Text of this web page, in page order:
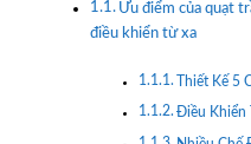
Ưu điểm của quạt
điều khiển từ xa
Thiết Kế 5
Điều Khiển